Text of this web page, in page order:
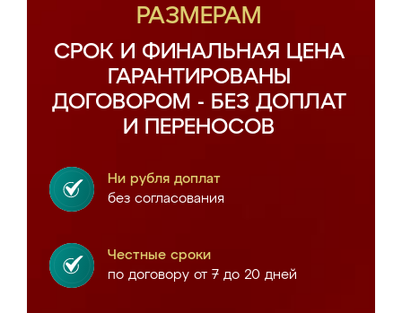
РАЗМЕРАМ
СРОК И ФИНАЛЬНАЯ ЦЕНА
ГАРАНТИРОВАНЫ
ДОГОВОРОМ - БЕЗ ДОПЛАТ
И ПЕРЕНОСОВ
Ни рубля доплат
без согласования
Честные сроки
по договору от 7 до 20 дней